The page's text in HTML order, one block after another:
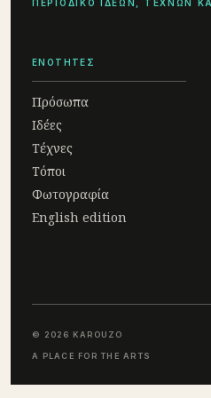
ΠΕΡΙΟΔΙΚΟ ΙΔΕΩΝ, ΤΕΧΝΩΝ
ΕΝΟΤΗΤΕΣ
Πρόσωπα
Ιδέες
Τέχνες
Τόποι
Φωτογραφία
English edition
© 2026 KAROUZO
A PLACE FOR THE ARTS